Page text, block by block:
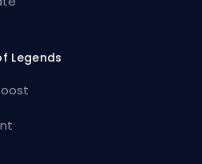
Legends